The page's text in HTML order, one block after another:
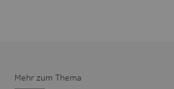
Mehr zum Thema